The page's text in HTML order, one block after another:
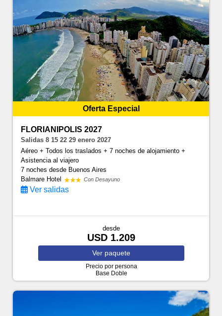
Oferta Especial
FLORIANIPOLIS 2027
Salidas 8 15 22 29 enero 2027
Aéreo + Todos los traslados + 7 noches de alojamiento +
Asistencia al viajero
7 nochesdesde Buenos Aires
Balmare Hotel
Con Desayuno
Ver salidas
desde
USD 1.209
Ver paquete
Precio por persona
Base Doble